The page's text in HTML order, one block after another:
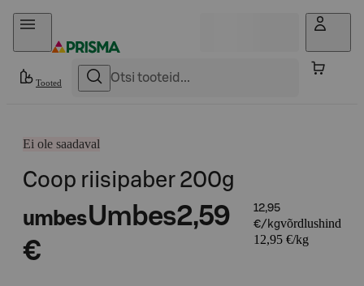
Otse sisu juurde
Tooted
Ei ole saadaval
Coop riisipaber 200g
umbesUmbes2,59
€
12,95
€/kgvõrdlushind
12,95 €/kg